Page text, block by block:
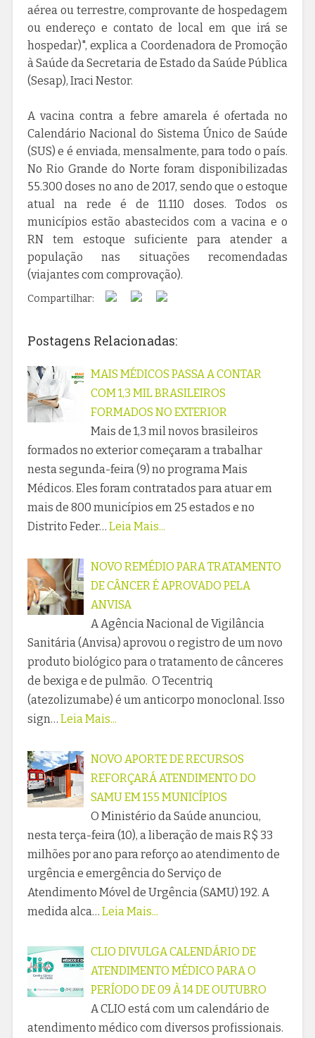
aérea ou terrestre, comprovante de hospedagem
ou endereço e contato de local em que irá se
hospedar)", explica a Coordenadora de Promoção
à Saúde da Secretaria de Estado da Saúde Pública
(Sesap), Iraci Nestor.
A vacina contra a febre amarela é ofertada no
Calendário Nacional do Sistema Único de Saúde
(SUS) e é enviada, mensalmente, para todo o país.
No Rio Grande do Norte foram disponibilizadas
55.300 doses no ano de 2017, sendo que o estoque
atual na rede é de 11.110 doses. Todos os
municípios estão abastecidos com a vacina e o
RN tem estoque suficiente para atender a
população nas situações recomendadas
(viajantes com comprovação).
Compartilhar:
Postagens Relacionadas:
MAIS MÉDICOS PASSA A CONTAR
COM 1,3 MIL BRASILEIROS
FORMADOS NO EXTERIOR
Mais de 1,3 mil novos brasileiros
formados no exterior começaram a trabalhar
nesta segunda-feira (9) no programa Mais
Médicos. Eles foram contratados para atuar em
mais de 800 municípios em 25 estados e no
Distrito Feder… Leia Mais...
NOVO REMÉDIO PARA TRATAMENTO
DE CÂNCER É APROVADO PELA
ANVISA
A Agência Nacional de Vigilância
Sanitária (Anvisa) aprovou o registro de um novo
produto biológico para o tratamento de cânceres
de bexiga e de pulmão. O Tecentriq
(atezolizumabe) é um anticorpo monoclonal. Isso
sign… Leia Mais...
NOVO APORTE DE RECURSOS
REFORÇARÁ ATENDIMENTO DO
SAMU EM 155 MUNICÍPIOS
O Ministério da Saúde anunciou,
nesta terça-feira (10), a liberação de mais R$ 33
milhões por ano para reforço ao atendimento de
urgência e emergência do Serviço de
Atendimento Móvel de Urgência (SAMU) 192. A
medida alca… Leia Mais...
CLIO DIVULGA CALENDÁRIO DE
ATENDIMENTO MÉDICO PARA O
PERÍODO DE 09 À 14 DE OUTUBRO
A CLIO está com um calendário de
atendimento médico com diversos profissionais.